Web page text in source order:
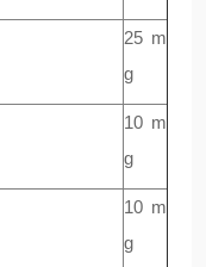
25 m
g
10 m
g
10 m
g